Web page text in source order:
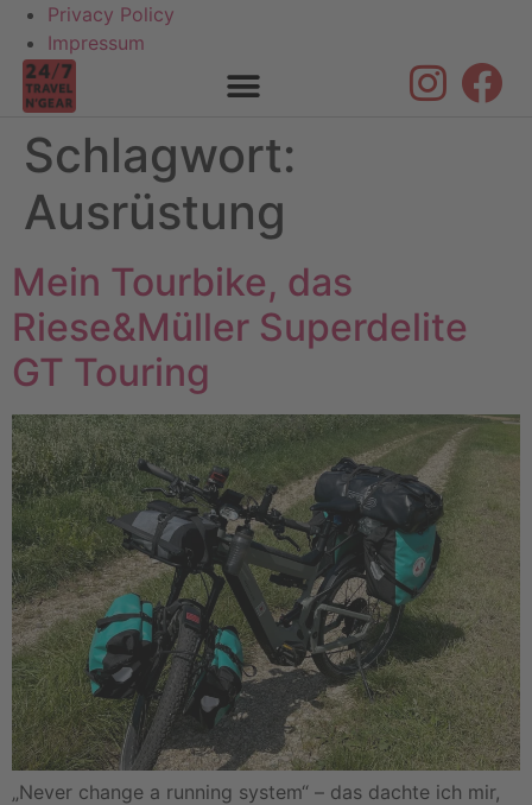
Privacy Policy
Impressum
Skip to
content
Schlagwort:
Ausrüstung
Mein Tourbike, das
Riese&Müller Superdelite
GT Touring
„Never change a running system“ – das dachte ich mir,